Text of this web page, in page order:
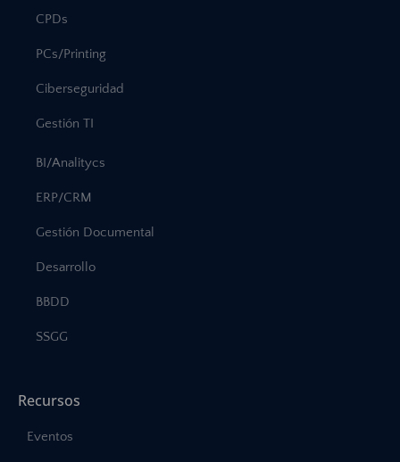
CPDs
PCs/Printing
Ciberseguridad
Gestión TI
BI/Analitycs
ERP/CRM
Gestión Documental
Desarrollo
BBDD
SSGG
Recursos
Eventos